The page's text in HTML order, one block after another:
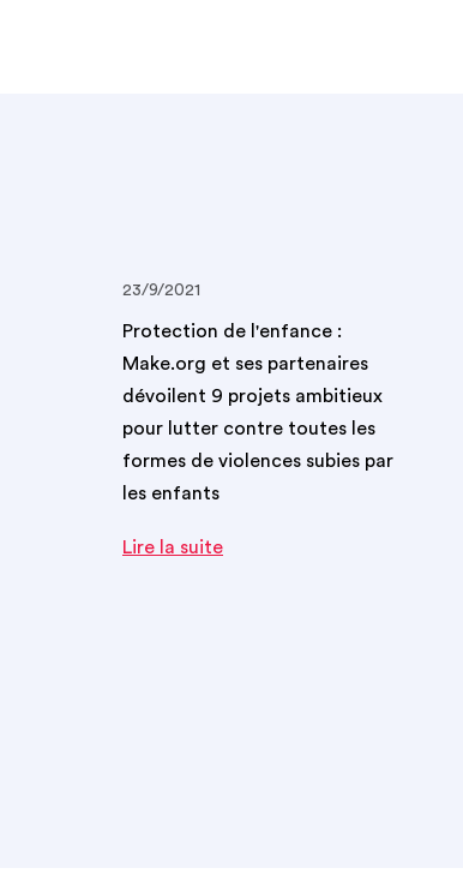
23/9/2021
Protection de l'enfance :
Make.org et ses partenaires
dévoilent 9 projets ambitieux
pour lutter contre toutes les
formes de violences subies par
les enfants
Lire la suite